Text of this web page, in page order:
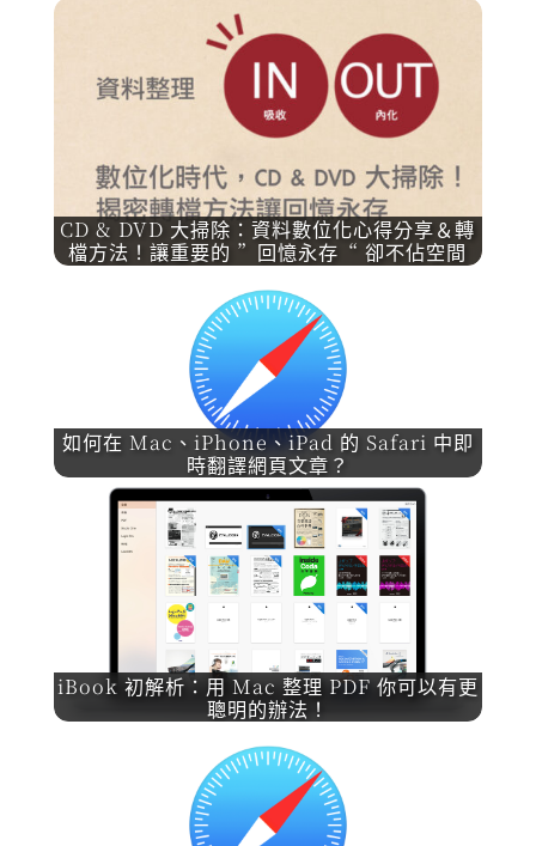
CD & DVD 大掃除：資料數位化心得分享＆轉
檔方法！讓重要的 ”回憶永存“ 卻不佔空間
如何在 Mac、iPhone、iPad 的 Safari 中即
時翻譯網頁文章？
iBook 初解析：用 Mac 整理 PDF 你可以有更
聰明的辦法！